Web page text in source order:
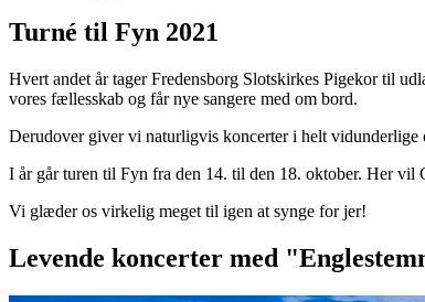
Turné til Fyn 2021
Hvert andet år tager Fredensborg Slotskirkes Pigekor til
vores fællesskab og får nye sangere med om bord.
Derudover giver vi naturligvis koncerter i helt vidunderlige
I år går turen til Fyn fra den 14. til den 18. oktober. Her vil
Vi glæder os virkelig meget til igen at synge for jer!
Levende koncerter med